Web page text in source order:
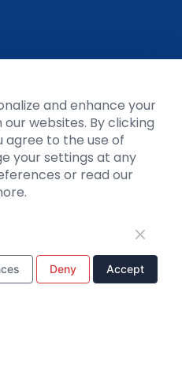
微信公众号
and enhance your
websites. By clicking
agree to the use of
your settings at any
or read our
Deny Accept